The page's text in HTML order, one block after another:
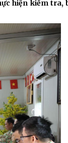
đêmCải cách
hiện kiểm tra,